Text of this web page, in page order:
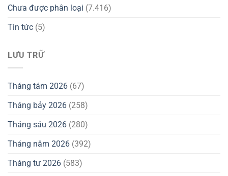
Chưa được phân loại (7.416)
Tin tức (5)
LƯU TRỮ
Tháng tám 2026 (67)
Tháng bảy 2026 (258)
Tháng sáu 2026 (280)
Tháng năm 2026 (392)
Tháng tư 2026 (583)